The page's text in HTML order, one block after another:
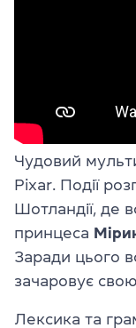
Чудовий
Pixar. Події
Шотландії, де
принцеса
Заради цього
зачаровує
Лексика та